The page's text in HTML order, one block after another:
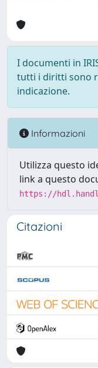
I documenti in
tutti i diritti sono
indicazione.
Informazioni
Utilizza questo
link a questo
https://
Citazioni